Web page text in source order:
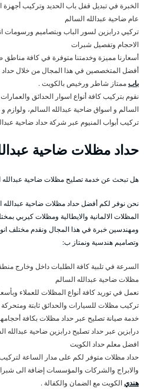
الخبرة في تبديل قفل باب الحديد وتركيب أجهزة
عام ضاحية عبدالله السالم
تركيي درابزين لسور الباب وبتصاميم ورسومات
الاحجام وتفصيل شبرات
أسعارنا مميزة وخدمتنا متوفرة في كافة مناطق
أفضل المتخصصين في هذا المجال من خلال حداد
بابممتاز شاطر ورخيص بالكويت .
نقوم بتركيب كافة أنواع اسوار الحدائق
السالم و اسواق ضاحية عبدالله السالم، ولوازم
تركيب أبواب المنيوم عبر شركة حداد ضاحية
حداد مظلات ضاحية
هل تبحث عن خدمة تصليح مظلات ضاحية عبدالله
نحن نوفر لكم أفضل حداد مظلات ضاحية عبدالله
المظلات الالمانية والايطالية ومظلات كيربي
ومهندسين خبرة في هذا المجال ونقدم مختلف
وتصاميم هندسية ونمتاز ب:
السرعة في تلبية كافة الطلبات داخل وخارج
مظلات ضاحية عبدالله السالم
نعمل في توريد كافة أنواع المظلات للعملاء
تركيب مظلات للسيارات والحدائق ثابتة
خدمة صيانة تصليح عبر حداد مظلات بكافة
درابزين عبر حداد تصليح درابزين ضاحية
افضل معلم حداد الكويت
حداد مظلات متوفر لكم على مدار الساعة
والابراج والشركات والمؤسسات إضافة الى
هنديالكويت مع الضمان والكفالة .